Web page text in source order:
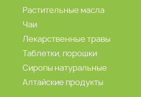
Растительные масла
Чаи
Лекарственные травы
Таблетки, порошки
Сиропы натуральные
Алтайские продукты